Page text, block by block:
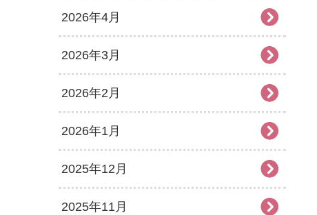
2026年4月
2026年3月
2026年2月
2026年1月
2025年12月
2025年11月